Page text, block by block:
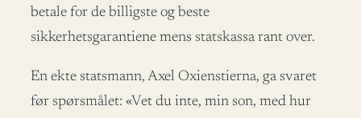
betale for de billigste og beste
sikkerhetsgarantiene mens statskassa rant over.
En ekte statsmann, Axel Oxienstierna, ga svaret
før spørsmålet: «Vet du inte, min son, med hur